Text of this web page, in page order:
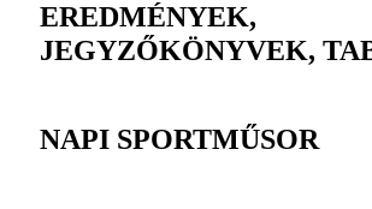
EREDMÉNYEK,
JEGYZŐKÖNYVEK,
NAPI SPORTMŰSOR